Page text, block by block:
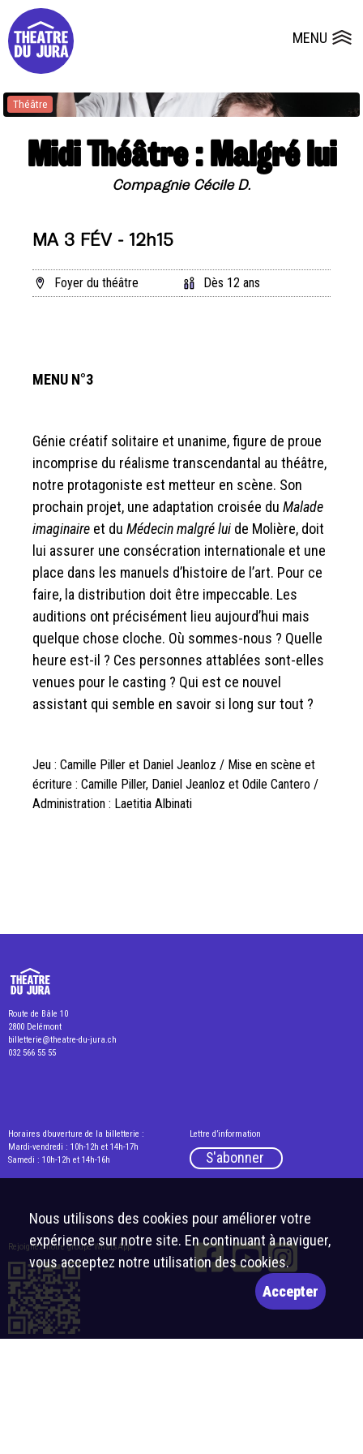
MENU
Presse
Salles
Dépôts de dossiers
Théâtre
Midi Théâtre : Malgré lui
Compagnie Cécile D.
MENU N°3
Génie créatif solitaire et unanime, figure de proue
incomprise du réalisme transcendantal au théâtre,
notre protagoniste est metteur en scène. Son
prochain projet, une adaptation croisée du Malade
imaginaire et du Médecin malgré lui de Molière, doit
lui assurer une consécration internationale et une
place dans les manuels d’histoire de l’art. Pour ce
faire, la distribution doit être impeccable. Les
auditions ont précisément lieu aujourd’hui mais
quelque chose cloche. Où sommes-nous ? Quelle
heure est-il ? Ces personnes attablées sont-elles
venues pour le casting ? Qui est ce nouvel
assistant qui semble en savoir si long sur tout ?
Jeu : Camille Piller et Daniel Jeanloz / Mise en scène et
écriture : Camille Piller, Daniel Jeanloz et Odile Cantero /
Administration : Laetitia Albinati
MA 3 FÉV - 12h15
Foyer du théâtre Dès 12 ans
Route de Bâle 10
2800 Delémont
billetterie@theatre-du-jura.ch
032 566 55 55
Horaires d’ouverture de la billetterie :
Mardi-vendredi : 10h-12h et 14h-17h
Samedi : 10h-12h et 14h-16h
Lettre d’information
S'abonner
Rejoignez notre groupe WhatsApp
Nous utilisons des cookies pour améliorer votre
expérience sur notre site. En continuant à naviguer,
vous acceptez notre utilisation des cookies.
Accepter